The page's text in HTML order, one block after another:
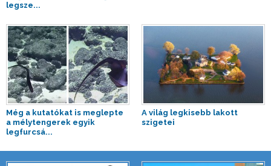
legsze...
Még a kutatókat is meglepte
a mélytengerek egyik
legfurcsá...
A világ legkisebb lakott
szigetei